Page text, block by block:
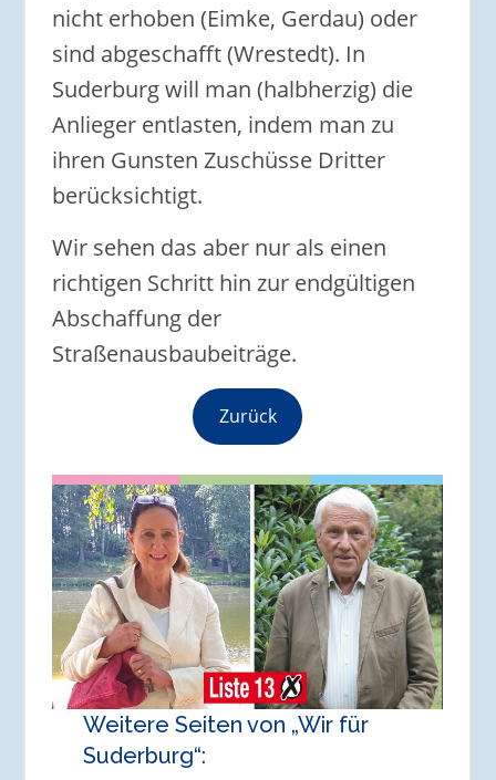
nicht erhoben (Eimke, Gerdau) oder
sind abgeschafft (Wrestedt). In
Suderburg will man (halbherzig) die
Anlieger entlasten, indem man zu
ihren Gunsten Zuschüsse Dritter
berücksichtigt.
Wir sehen das aber nur als einen
richtigen Schritt hin zur endgültigen
Abschaffung der
Straßenausbaubeiträge.
Zurück
Weitere Seiten von „Wir für
Suderburg“: